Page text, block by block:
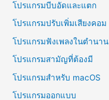
โปรแกรมบีบอัดและแตก
โปรแกรมปรับเพิ่มเสียงคอม
โปรแกรมฟังเพลงในตำนาน
โปรแกรมสามัญที่ต้องมี
โปรแกรมสำหรับ macOS
โปรแกรมออกแบบ